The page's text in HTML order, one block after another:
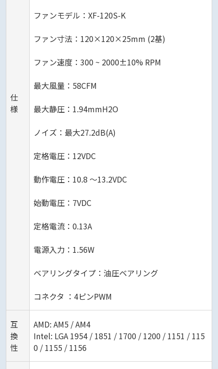
仕
様
ファンモデル：XF-120S-K
ファン寸法：120×120×25mm (2基)
ファン速度：300 ~ 2000±10% RPM
最大風量：58CFM
最大静圧：1.94mmH2O
ノイズ：最大27.2dB(A)
定格電圧：12VDC
動作電圧：10.8 ～13.2VDC
始動電圧：7VDC
定格電流：0.13A
電源入力：1.56W
ベアリングタイプ：油圧ベアリング
コネクタ ：4ピンPWM
互
換
性
AMD: AM5 / AM4
Intel: LGA 1954 / 1851 / 1700 / 1200 / 1151 / 115
0 / 1155 / 1156